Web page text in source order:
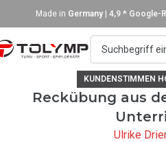
Made in Germany 4,9 * Google-
KUNDENSTIMMEN
Reckübung aus
Ulrike